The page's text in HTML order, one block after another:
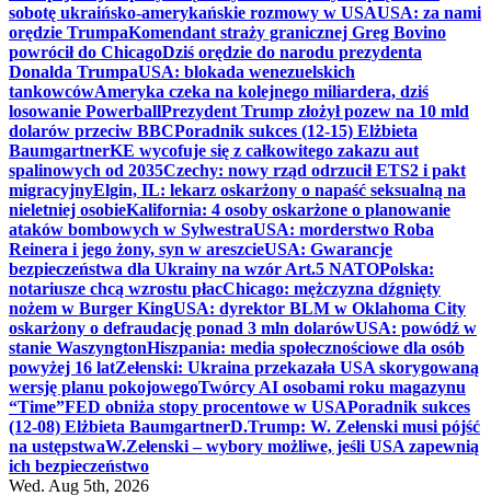
sobotę ukraińsko-amerykańskie rozmowy w USAUSA: za nami
orędzie TrumpaKomendant straży granicznej Greg Bovino
powrócił do ChicagoDziś orędzie do narodu prezydenta
Donalda TrumpaUSA: blokada wenezuelskich
tankowcówAmeryka czeka na kolejnego miliardera, dziś
losowanie PowerballPrezydent Trump złożył pozew na 10 mld
dolarów przeciw BBCPoradnik sukces (12-15) Elżbieta
BaumgartnerKE wycofuje się z całkowitego zakazu aut
spalinowych od 2035Czechy: nowy rząd odrzucił ETS2 i pakt
migracyjnyElgin, IL: lekarz oskarżony o napaść seksualną na
nieletniej osobieKalifornia: 4 osoby oskarżone o planowanie
ataków bombowych w SylwestraUSA: morderstwo Roba
Reinera i jego żony, syn w areszcieUSA: Gwarancje
bezpieczeństwa dla Ukrainy na wzór Art.5 NATOPolska:
notariusze chcą wzrostu płacChicago: mężczyzna dźgnięty
nożem w Burger KingUSA: dyrektor BLM w Oklahoma City
oskarżony o defraudację ponad 3 mln dolarówUSA: powódź w
stanie WaszyngtonHiszpania: media społecznościowe dla osób
powyżej 16 latZełenski: Ukraina przekazała USA skorygowaną
wersję planu pokojowegoTwórcy AI osobami roku magazynu
“Time”FED obniża stopy procentowe w USAPoradnik sukces
(12-08) Elżbieta BaumgartnerD.Trump: W. Zełenski musi pójść
na ustępstwaW.Zełenski – wybory możliwe, jeśli USA zapewnią
ich bezpieczeństwo
Wed. Aug 5th, 2026